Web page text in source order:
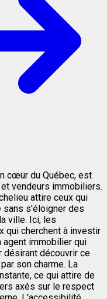
cœur du Québec, est
vendeurs immobiliers.
attire ceux qui
sans s'éloigner des
ville. Ici, les
qui cherchent à investir
agent immobilier qui
découvrir ce
son charme. La
ce qui attire de
axés sur le respect